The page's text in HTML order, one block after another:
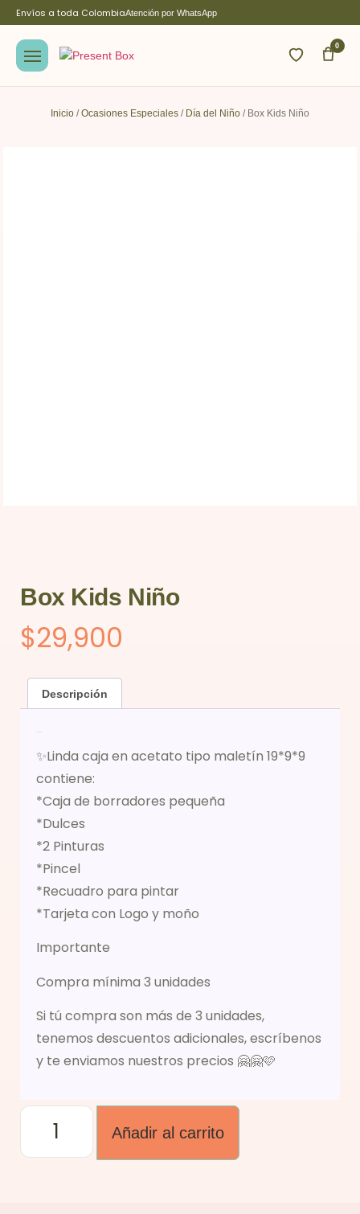
Envíos a toda ColombiaAtención por WhatsApp
0
Inicio /Ocasiones Especiales / Día del Niño / Box Kids Niño
Box Kids Niño
$29,900
Descripción
✨Linda caja en acetato tipo maletín 19*9*9
contiene:
*Caja de borradores pequeña
*Dulces
*2 Pinturas
*Pincel
*Recuadro para pintar
*Tarjeta con Logo y moño
Importante
Compra mínima 3 unidades
Si tú compra son más de 3 unidades,
tenemos descuentos adicionales, escríbenos
y te enviamos nuestros precios 🤗🤗🩷
Añadir al carrito